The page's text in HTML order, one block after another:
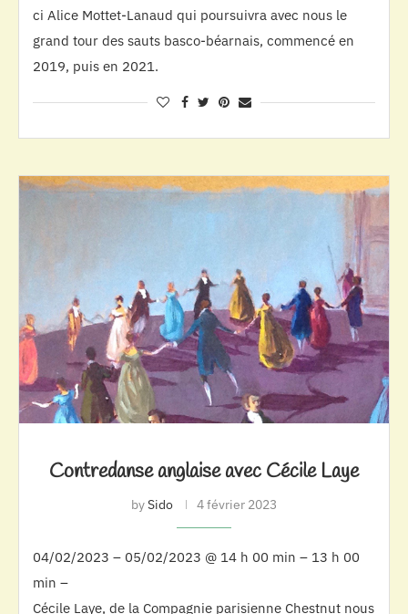
ci Alice Mottet-Lanaud qui poursuivra avec nous le
grand tour des sauts basco-béarnais, commencé en
2019, puis en 2021.
Contredanse anglaise avec Cécile Laye
bySido 4 février 2023
04/02/2023 – 05/02/2023 @ 14 h 00 min – 13 h 00
min –
Cécile Laye, de la Compagnie parisienne Chestnut nous